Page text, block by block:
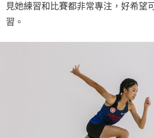
見她練習和比賽都非常專注，好希望
習。